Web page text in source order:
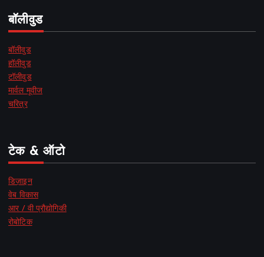
बॉलीवुड
बॉलीवुड
हॉलीवुड
टॉलीवुड
मार्वल मूवीज
चरित्र
टेक & ऑटो
डिज़ाइन
वेब विकास
आर / वी प्रौद्योगिकी
रोबोटिक